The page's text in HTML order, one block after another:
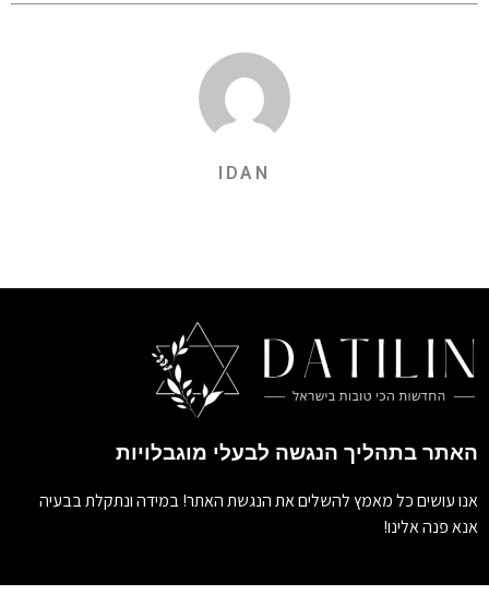
IDAN
האתר בתהליך הנגשה לבעלי מוגבלויות
אנו עושים כל מאמץ להשלים את הנגשת האתר! במידה ונתקלת בבעיה
אנא פנה אלינו!